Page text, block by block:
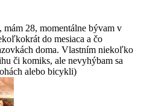
28, momentálne bývam v
do mesiaca a čo
doma. Vlastním niekoľko
či komiks, ale nevyhýbam sa
alebo bicykli)